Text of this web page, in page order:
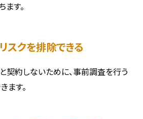
す。
スクを排除できる
契約しないために、事前調査を行う
ます。